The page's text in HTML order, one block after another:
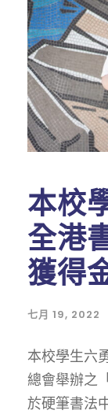
本校
全港
獲得
七月 19, 2022
本校學生六
總會舉辦之
於硬筆書法